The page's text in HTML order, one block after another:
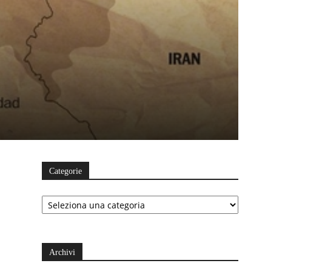
Categorie
Categorie
Archivi